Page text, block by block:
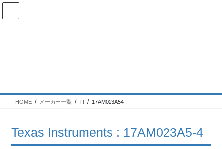
コ
ナ
HOME メーカー一覧 TI 17AM023A54
Texas Instruments : 17AM023A5-4